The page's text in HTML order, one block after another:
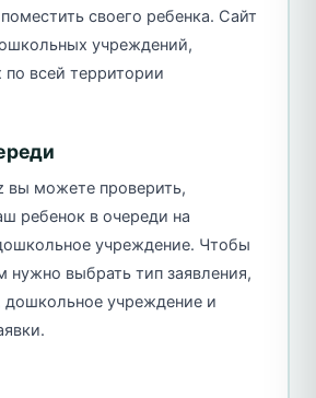
своего ребенка. Сайт
учреждений,
всей территории
вы можете проверить,
ребенок в очереди на
учреждение. Чтобы
нужно выбрать тип заявления,
дошкольное учреждение и